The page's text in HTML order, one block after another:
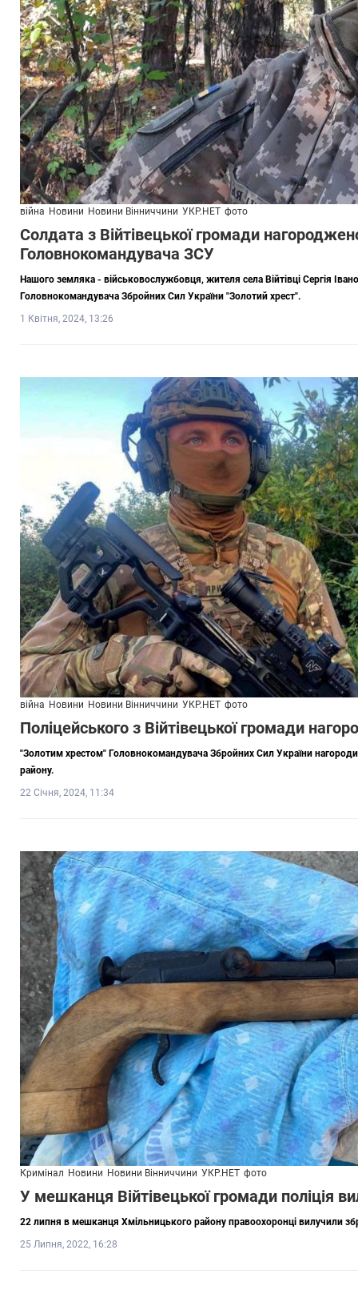
війна Новини Новини Вінниччини УКР.НЕТ фото
Солдата з Війтівецької громади
Головнокомандувача ЗСУ
Нашого земляка - військовослужбовця, жителя села Війтівці Сергія
Головнокомандувача Збройних Сил України "Золотий хрест".
1 Квітня, 2024, 13:26
війна Новини Новини Вінниччини УКР.НЕТ фото
Поліцейського з Війтівецької громади
"Золотим хрестом" Головнокомандувача Збройних Сил України
району.
22 Січня, 2024, 11:34
Кримінал Новини Новини Вінниччини УКР.НЕТ фото
У мешканця Війтівецької громади поліція
22 липня в мешканця Хмільницького району правоохоронці вилучили
25 Липня, 2022, 16:28